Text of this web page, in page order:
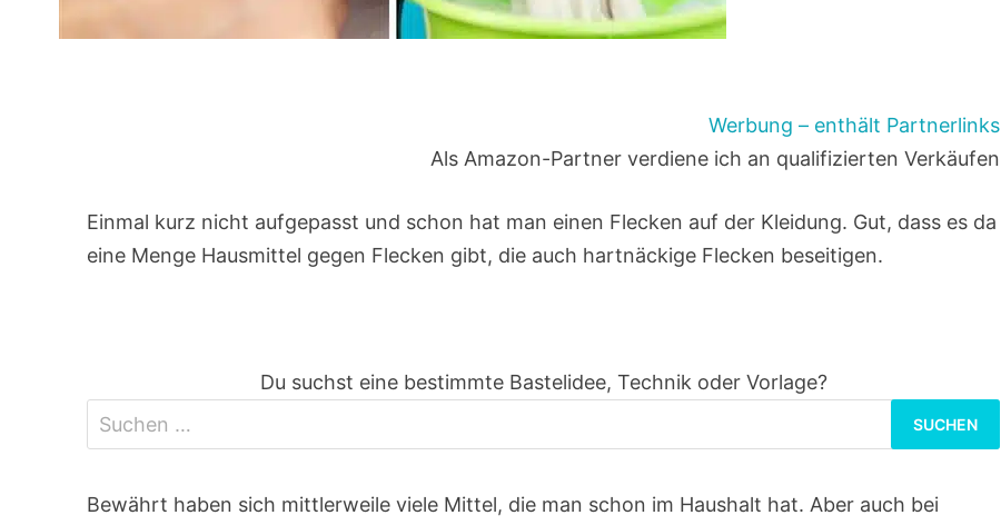
Werbung – enthält Partnerlinks
Als Amazon-Partner verdiene ich an qualifizierten Verkäufen
Einmal kurz nicht aufgepasst und schon hat man einen Flecken auf der Kleidung. Gut, dass es da
eine Menge Hausmittel gegen Flecken gibt, die auch hartnäckige Flecken beseitigen.
Du suchst eine bestimmte Bastelidee, Technik oder Vorlage?
nach:
Bewährt haben sich mittlerweile viele Mittel, die man schon im Haushalt hat. Aber auch bei